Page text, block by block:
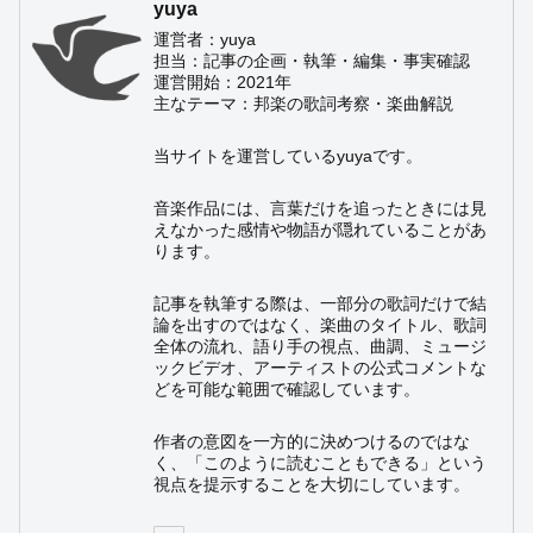
yuya
運営者：yuya
担当：記事の企画・執筆・編集・事実確認
運営開始：2021年
主なテーマ：邦楽の歌詞考察・楽曲解説
当サイトを運営しているyuyaです。
音楽作品には、言葉だけを追ったときには見
えなかった感情や物語が隠れていることがあ
ります。
記事を執筆する際は、一部分の歌詞だけで結
論を出すのではなく、楽曲のタイトル、歌詞
全体の流れ、語り手の視点、曲調、ミュージ
ックビデオ、アーティストの公式コメントな
どを可能な範囲で確認しています。
作者の意図を一方的に決めつけるのではな
く、「このように読むこともできる」という
視点を提示することを大切にしています。